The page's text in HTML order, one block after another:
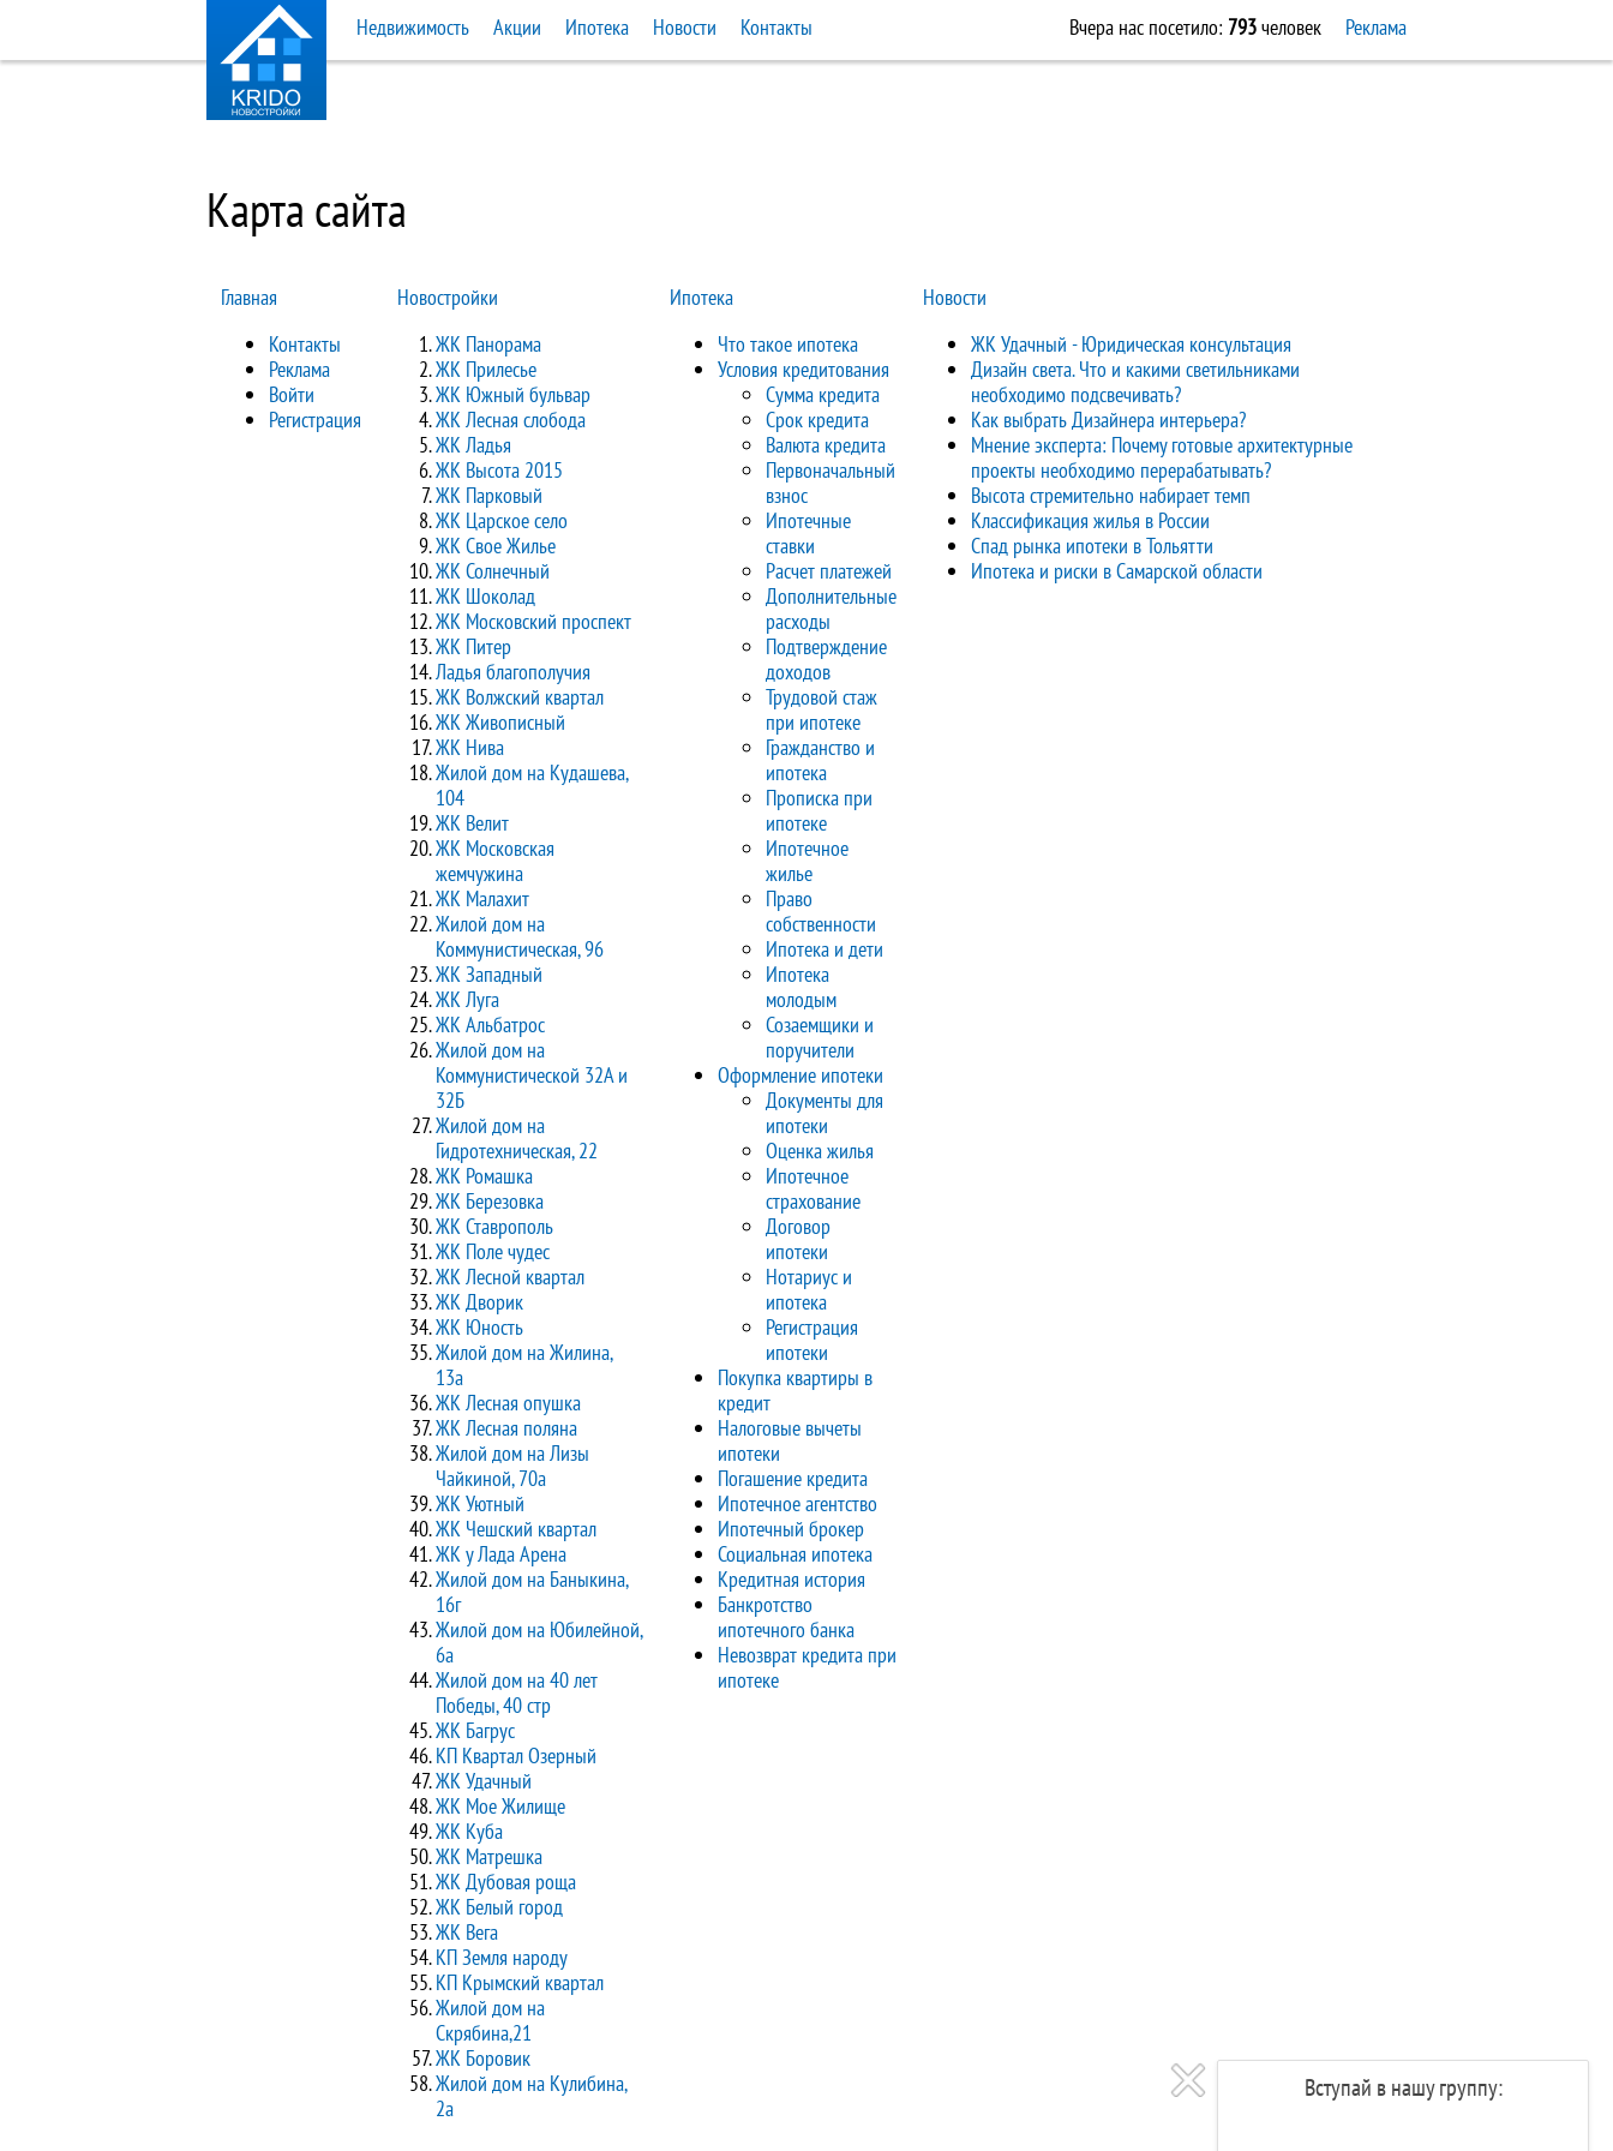
Недвижимость Акции Ипотека Новости Контакты Вчера нас посетило: 793человек Реклама
Карта сайта
Главная
Контакты
Реклама
Войти
Регистрация
Новостройки
ЖК Панорама
ЖК Прилесье
ЖК Южный бульвар
ЖК Лесная слобода
ЖК Ладья
ЖК Высота 2015
ЖК Парковый
ЖК Царское село
ЖК Свое Жилье
ЖК Солнечный
ЖК Шоколад
ЖК Московский проспект
ЖК Питер
Ладья благополучия
ЖК Волжский квартал
ЖК Живописный
ЖК Нива
Жилой дом на Кудашева,
104
ЖК Велит
ЖК Московская
жемчужина
ЖК Малахит
Жилой дом на
Коммунистическая, 96
ЖК Западный
ЖК Луга
ЖК Альбатрос
Жилой дом на
Коммунистической 32А и
32Б
Жилой дом на
Гидротехническая, 22
ЖК Ромашка
ЖК Березовка
ЖК Ставрополь
ЖК Поле чудес
ЖК Лесной квартал
ЖК Дворик
ЖК Юность
Жилой дом на Жилина,
13а
ЖК Лесная опушка
ЖК Лесная поляна
Жилой дом на Лизы
Чайкиной, 70а
ЖК Уютный
ЖК Чешский квартал
ЖК у Лада Арена
Жилой дом на Баныкина,
16г
Жилой дом на Юбилейной,
6а
Жилой дом на 40 лет
Победы, 40 стр
ЖК Багрус
КП Квартал Озерный
ЖК Удачный
ЖК Мое Жилище
ЖК Куба
ЖК Матрешка
ЖК Дубовая роща
ЖК Белый город
ЖК Вега
КП Земля народу
КП Крымский квартал
Жилой дом на
Скрябина,21
ЖК Боровик
Жилой дом на Кулибина,
2а
Ипотека
Что такое ипотека
Условия кредитования
Сумма кредита
Срок кредита
Валюта кредита
Первоначальный
взнос
Ипотечные
ставки
Расчет платежей
Дополнительные
расходы
Подтверждение
доходов
Трудовой стаж
при ипотеке
Гражданство и
ипотека
Прописка при
ипотеке
Ипотечное
жилье
Право
собственности
Ипотека и дети
Ипотека
молодым
Созаемщики и
поручители
Оформление ипотеки
Документы для
ипотеки
Оценка жилья
Ипотечное
страхование
Договор
ипотеки
Нотариус и
ипотека
Регистрация
ипотеки
Покупка квартиры в
кредит
Налоговые вычеты
ипотеки
Погашение кредита
Ипотечное агентство
Ипотечный брокер
Социальная ипотека
Кредитная история
Банкротство
ипотечного банка
Невозврат кредита при
ипотеке
Новости
ЖК Удачный - Юридическая консультация
Дизайн света. Что и какими светильниками
необходимо подсвечивать?
Как выбрать Дизайнера интерьера?
Мнение эксперта: Почему готовые архитектурные
проекты необходимо перерабатывать?
Высота стремительно набирает темп
Классификация жилья в России
Спад рынка ипотеки в Тольятти
Ипотека и риски в Самарской области
Вступай в нашу группу: